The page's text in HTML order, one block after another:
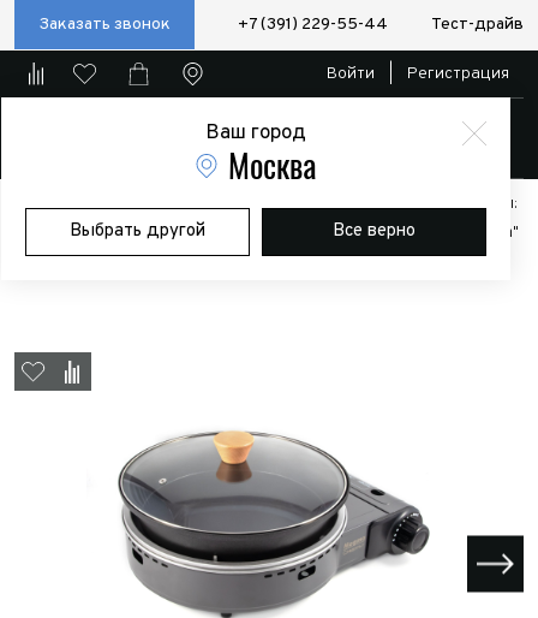
Заказать звонок +7 (391) 229-55-44 Тест-драйв
Ваш город
Москва
Выбрать другой Все верно
Войти Регистрация
Главная Магазин Дополнительное оборудование
Аксессуары:
Полезные мелочи
Плита газовая портативная СЛЕДОПЫТ "Magma"
со сковородой и крышкой, диаметр 26 см